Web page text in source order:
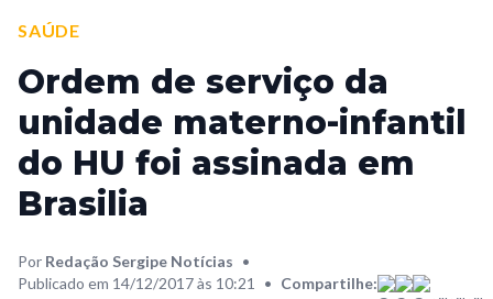
SAÚDE
Ordem de serviço da
unidade materno-infantil
do HU foi assinada em
Brasilia
Por Redação Sergipe Notícias •
Publicado em 14/12/2017 às 10:21
• Compartilhe: